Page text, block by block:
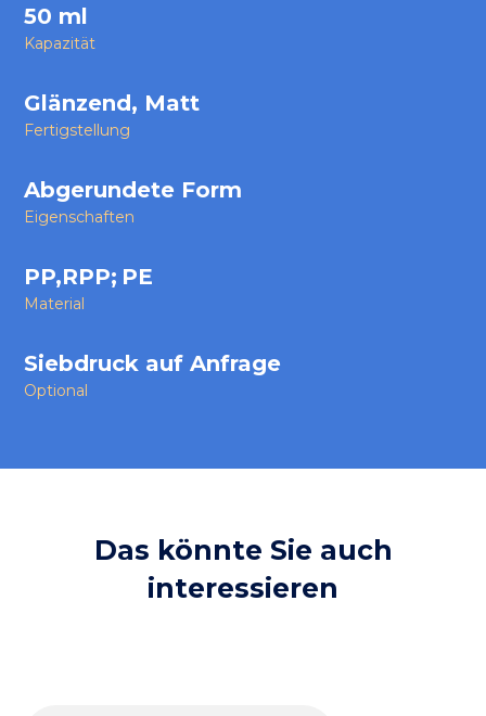
50 ml
Kapazität
Glänzend, Matt
Fertigstellung
Abgerundete Form
Eigenschaften
PP,RPP; PE
Material
Siebdruck auf Anfrage
Optional
Das könnte Sie auch
interessieren